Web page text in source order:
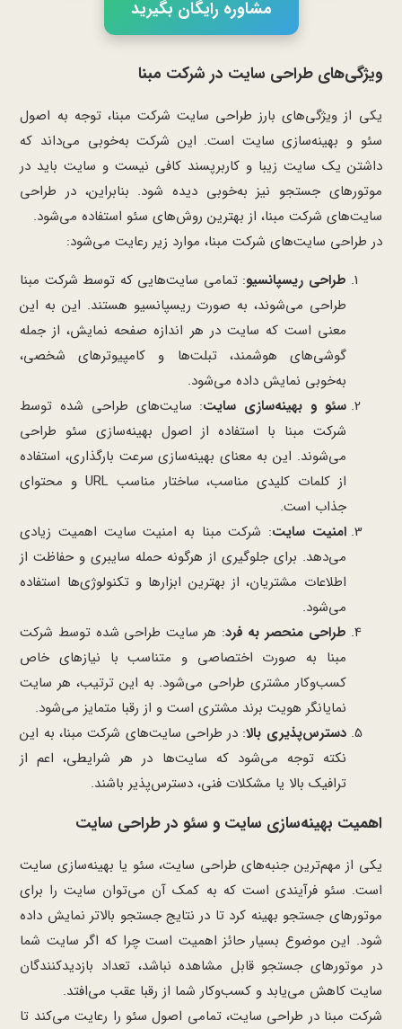
مشاوره رایگان بگیرید
ویژگی‌های طراحی سایت در شرکت مبنا
یکی از ویژگی‌های بارز طراحی سایت شرکت مبنا، توجه به اصول
سئو و بهینه‌سازی سایت است. این شرکت به‌خوبی می‌داند که
داشتن یک سایت زیبا و کاربرپسند کافی نیست و سایت باید در
موتورهای جستجو نیز به‌خوبی دیده شود. بنابراین، در طراحی
سایت‌های شرکت مبنا، از بهترین روش‌های سئو استفاده می‌شود.
در طراحی سایت‌های شرکت مبنا، موارد زیر رعایت می‌شود:
طراحی ریسپانسیو: تمامی سایت‌هایی که توسط شرکت مبنا
طراحی می‌شوند، به صورت ریسپانسیو هستند. این به این
معنی است که سایت در هر اندازه صفحه نمایش، از جمله
گوشی‌های هوشمند، تبلت‌ها و کامپیوترهای شخصی،
به‌خوبی نمایش داده می‌شود.
سئو و بهینه‌سازی سایت: سایت‌های طراحی شده توسط
شرکت مبنا با استفاده از اصول بهینه‌سازی سئو طراحی
می‌شوند. این به معنای بهینه‌سازی سرعت بارگذاری، استفاده
از کلمات کلیدی مناسب، ساختار مناسب URL و محتوای
جذاب است.
امنیت سایت: شرکت مبنا به امنیت سایت اهمیت زیادی
می‌دهد. برای جلوگیری از هرگونه حمله سایبری و حفاظت از
اطلاعات مشتریان، از بهترین ابزارها و تکنولوژی‌ها استفاده
می‌شود.
طراحی منحصر به فرد: هر سایت طراحی شده توسط شرکت
مبنا به صورت اختصاصی و متناسب با نیازهای خاص
کسب‌وکار مشتری طراحی می‌شود. به این ترتیب، هر سایت
نمایانگر هویت برند مشتری است و از رقبا متمایز می‌شود.
دسترس‌پذیری بالا: در طراحی سایت‌های شرکت مبنا، به این
نکته توجه می‌شود که سایت‌ها در هر شرایطی، اعم از
ترافیک بالا یا مشکلات فنی، دسترس‌پذیر باشند.
اهمیت بهینه‌سازی سایت و سئو در طراحی سایت
یکی از مهم‌ترین جنبه‌های طراحی سایت، سئو یا بهینه‌سازی سایت
است. سئو فرآیندی است که به کمک آن می‌توان سایت را برای
موتورهای جستجو بهینه کرد تا در نتایج جستجو بالاتر نمایش داده
شود. این موضوع بسیار حائز اهمیت است چرا که اگر سایت شما
در موتورهای جستجو قابل مشاهده نباشد، تعداد بازدیدکنندگان
سایت کاهش می‌یابد و کسب‌وکار شما از رقبا عقب می‌افتد.
شرکت مبنا در طراحی سایت، تمامی اصول سئو را رعایت می‌کند تا